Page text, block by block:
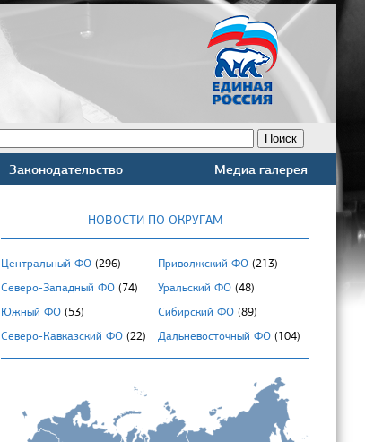
Законодательство Медиа галерея
НОВОСТИ ПО ОКРУГАМ
Центральный ФО (296) Приволжский ФО (213)
Северо-Западный ФО (74) Уральский ФО (48)
Южный ФО (53) Сибирский ФО (89)
Северо-Кавказский ФО (22) Дальневосточный ФО (104)